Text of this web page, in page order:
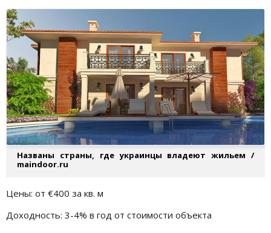
Названы страны, где украинцы владеют жильем /
maindoor.ru
Цены: от €400 за кв. м
Доходность: 3-4% в год от стоимости объекта